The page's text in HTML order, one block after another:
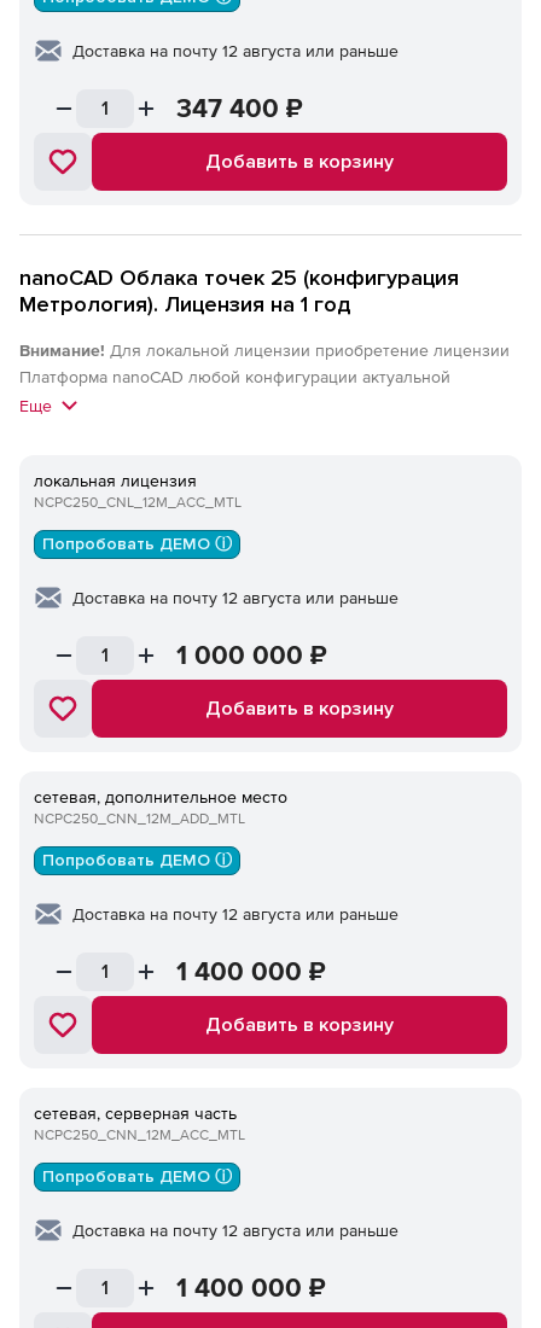
Доставка на почту 12 августа или раньше
347 400 ₽
Добавить в корзину
nanoCAD Облака точек 25 (конфигурация
Метрология). Лицензия на 1 год
Внимание! Для локальной лицензии приобретение лицензии
Платформа nanoCAD любой конфигурации актуальной
(локальной) версии обязательно. Для сетевых лицензий
лицензия актуальной версии обязательно.
Еще
локальная лицензия
NCPC250_CNL_12M_ACC_MTL
Попробовать ДЕМО ⓘ
Доставка на почту 12 августа или раньше
1 000 000 ₽
Добавить в корзину
сетевая, дополнительное место
NCPC250_CNN_12M_ADD_MTL
Попробовать ДЕМО ⓘ
Доставка на почту 12 августа или раньше
1 400 000 ₽
Добавить в корзину
сетевая, серверная часть
NCPC250_CNN_12M_ACC_MTL
Попробовать ДЕМО ⓘ
Доставка на почту 12 августа или раньше
1 400 000 ₽